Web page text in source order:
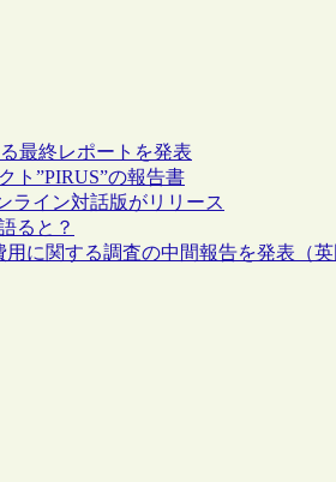
最終レポートを発表
ト”PIRUS”の報告書
ライン対話版がリリース
ると？
に関する調査の中間報告を発表（英